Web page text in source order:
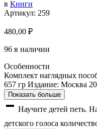
в Книги
Артикул: 259
480,00 ₽
96 в наличии
Особенности
Комплект наглядных
657 гр Издание: Москва
Показать больше
Научите детей петь.
детского голоса